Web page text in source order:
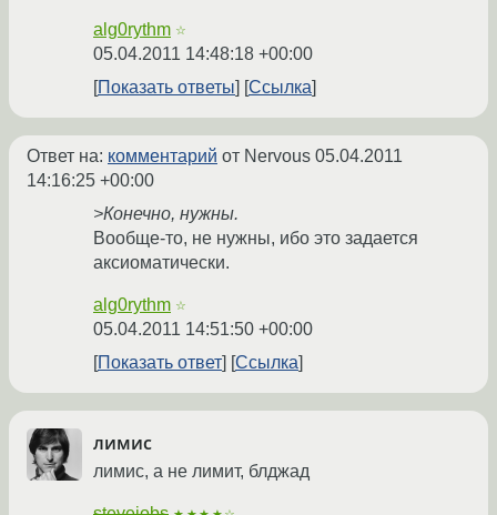
alg0rythm ☆
05.04.2011 14:48:18 +00:00
Показать ответы
Ссылка
Ответ на: комментарий от Nervous 05.04.2011
14:16:25 +00:00
>Конечно, нужны.
Вообще-то, не нужны, ибо это задается
аксиоматически.
alg0rythm ☆
05.04.2011 14:51:50 +00:00
Показать ответ
Ссылка
лимис
лимис, а не лимит, блджад